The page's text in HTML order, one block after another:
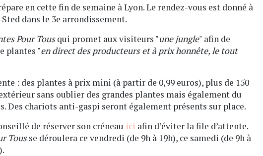
en cette fin de semaine à Lyon. Le rendez-vous est donné à
dans le 3e arrondissement.
Pour Tousqui promet aux visiteurs "une jungle" afin de
plantes "en direct des producteurs et à prix honnête, le tout
: des plantes à prix mini (à partir de 0,99 euros), plus de 150
sans oublier des grandes plantes mais également du
Des chariots anti-gaspi seront également présents sur place.
de réserver son créneau ici afin d’éviter la file d’attente.
Tousse déroulera ce vendredi (de 9h à 19h), ce samedi (de 9h à